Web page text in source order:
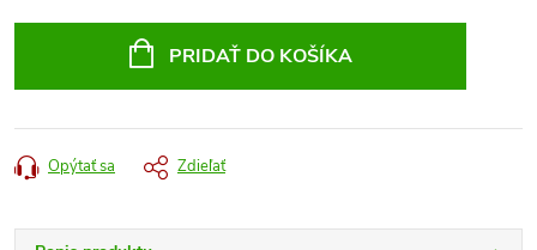
PRIDAŤ DO KOŠÍKA
Opýtať sa Zdieľať